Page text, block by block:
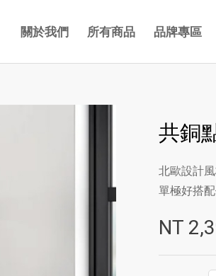
關於我們 所有商品 品牌專區
共銅
北歐設計
單極好搭配
NT